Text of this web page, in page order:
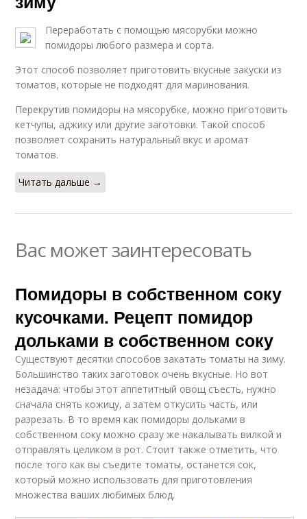
Переработать с помощью мясорубки можно
помидоры любого размера и сорта.
Этот способ позволяет приготовить вкусные закуски из
томатов, которые не подходят для маринования.
Перекрутив помидоры на мясорубке, можно приготовить
кетчупы, аджику или другие заготовки. Такой способ
позволяет сохранить натуральный вкус и аромат
томатов.
Читать дальше →
Вас может заинтересовать
Помидоры в собственном соку
кусочками. Рецепт помидор
дольками в собственном соку
Существуют десятки способов закатать томаты на зиму.
Большинство таких заготовок очень вкусные. Но вот
незадача: чтобы этот аппетитный овощ съесть, нужно
сначала снять кожицу, а затем откусить часть, или
разрезать. В то время как помидоры дольками в
собственном соку можно сразу же накалывать вилкой и
отправлять целиком в рот. Стоит также отметить, что
после того как вы съедите томаты, останется сок,
который можно использовать для приготовления
множества ваших любимых блюд.